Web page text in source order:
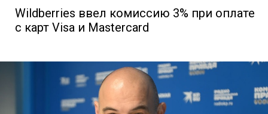
Wildberries ввел комиссию 3% при оплате
с карт Visa и Mastercard